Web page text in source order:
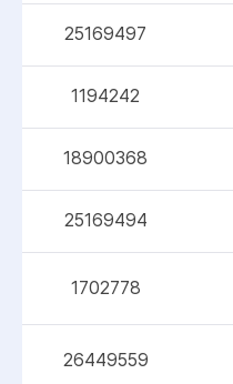
25169497
1194242
18900368
25169494
1702778
26449559